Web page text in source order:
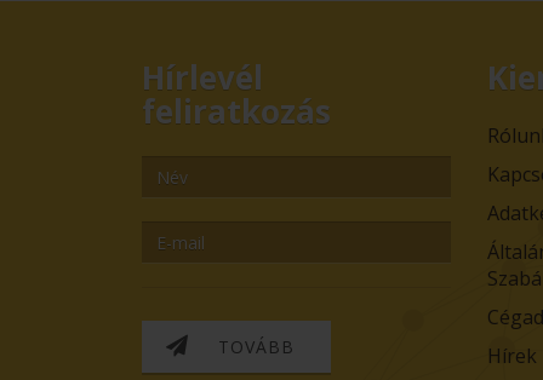
Hírlevél
feliratkozás
TOVÁBB
Hírek